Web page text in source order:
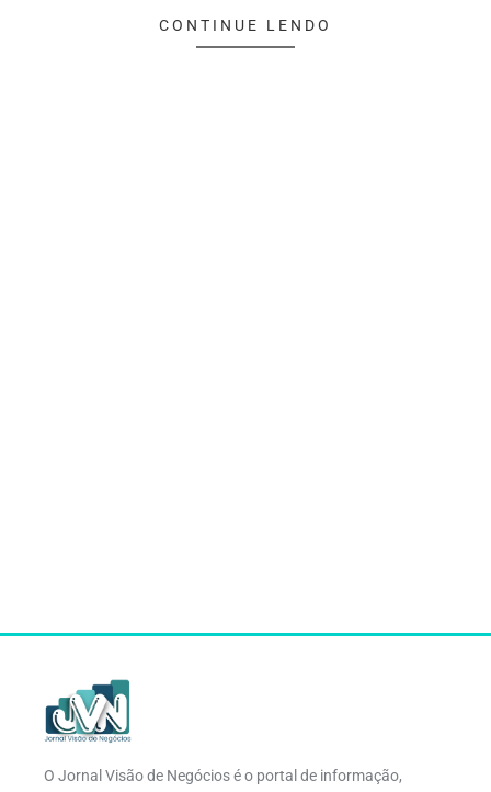
CONTINUE LENDO
O Jornal Visão de Negócios é o portal de informação,